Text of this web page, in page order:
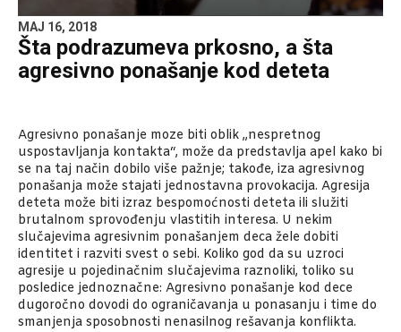
MAJ 16, 2018
Šta podrazumeva prkosno, a šta
agresivno ponašanje kod deteta
Agresivno ponašanje moze biti oblik „nespretnog
uspostavljanja kontakta“, može da predstavlja apel kako bi
se na taj način dobilo više pažnje; takođe, iza agresivnog
ponašanja može stajati jednostavna provokacija. Agresija
deteta može biti izraz bespomoćnosti deteta ili služiti
brutalnom sprovođenju vlastitih interesa. U nekim
slučajevima agresivnim ponašanjem deca žele dobiti
identitet i razviti svest o sebi. Koliko god da su uzroci
agresije u pojedinačnim slučajevima raznoliki, toliko su
posledice jednoznačne: Agresivno ponašanje kod dece
dugoročno dovodi do ograničavanja u ponasanju i time do
smanjenja sposobnosti nenasilnog rešavanja konflikta.